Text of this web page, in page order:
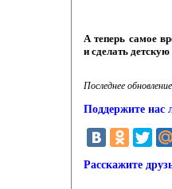
А теперь самое
и сделать
Последнее
Поддержите нас
Расскажите